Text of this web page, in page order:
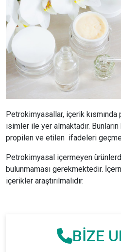
Petrokimyasallar, içerik
isimler ile yer almaktadır.
propilen ve etilen ifadeleri
Petrokimyasal içermeyen
bulunmaması gerekmektedir.
içerikler araştırılmalıdır.
BİZE